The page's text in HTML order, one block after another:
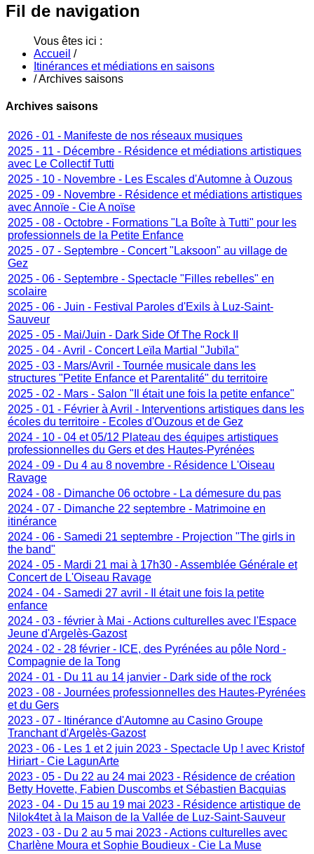
Fil de navigation
Vous êtes ici :
Accueil /
Itinérances et médiations en saisons
/Archives saisons
Archives saisons
2026 - 01 - Manifeste de nos réseaux musiques
2025 - 11 - Décembre - Résidence et médiations artistiques
avec Le Collectif Tutti
2025 - 10 - Novembre - Les Escales d'Automne à Ouzous
2025 - 09 - Novembre - Résidence et médiations artistiques
avec Annoïe - Cie A noïse
2025 - 08 - Octobre - Formations "La Boîte à Tutti" pour les
professionnels de la Petite Enfance
2025 - 07 - Septembre - Concert "Laksoon" au village de
Gez
2025 - 06 - Septembre - Spectacle "Filles rebelles" en
scolaire
2025 - 06 - Juin - Festival Paroles d'Exils à Luz-Saint-
Sauveur
2025 - 05 - Mai/Juin - Dark Side Of The Rock II
2025 - 04 - Avril - Concert Leïla Martial "Jubïla"
2025 - 03 - Mars/Avril - Tournée musicale dans les
structures "Petite Enfance et Parentalité" du territoire
2025 - 02 - Mars - Salon "Il était une fois la petite enfance"
2025 - 01 - Février à Avril - Interventions artistiques dans les
écoles du territoire - Ecoles d'Ouzous et de Gez
2024 - 10 - 04 et 05/12 Plateau des équipes artistiques
professionnelles du Gers et des Hautes-Pyrénées
2024 - 09 - Du 4 au 8 novembre - Résidence L'Oiseau
Ravage
2024 - 08 - Dimanche 06 octobre - La démesure du pas
2024 - 07 - Dimanche 22 septembre - Matrimoine en
itinérance
2024 - 06 - Samedi 21 septembre - Projection "The girls in
the band"
2024 - 05 - Mardi 21 mai à 17h30 - Assemblée Générale et
Concert de L'Oiseau Ravage
2024 - 04 - Samedi 27 avril - Il était une fois la petite
enfance
2024 - 03 - février à Mai - Actions culturelles avec l'Espace
Jeune d'Argelès-Gazost
2024 - 02 - 28 février - ICE, des Pyrénées au pôle Nord -
Compagnie de la Tong
2024 - 01 - Du 11 au 14 janvier - Dark side of the rock
2023 - 08 - Journées professionnelles des Hautes-Pyrénées
et du Gers
2023 - 07 - Itinérance d'Automne au Casino Groupe
Tranchant d'Argelès-Gazost
2023 - 06 - Les 1 et 2 juin 2023 - Spectacle Up ! avec Kristof
Hiriart - Cie LagunArte
2023 - 05 - Du 22 au 24 mai 2023 - Résidence de création
Betty Hovette, Fabien Duscombs et Sébastien Bacquias
2023 - 04 - Du 15 au 19 mai 2023 - Résidence artistique de
Nilok4tet à la Maison de la Vallée de Luz-Saint-Sauveur
2023 - 03 - Du 2 au 5 mai 2023 - Actions culturelles avec
Charlène Moura et Sophie Boudieux - Cie La Muse